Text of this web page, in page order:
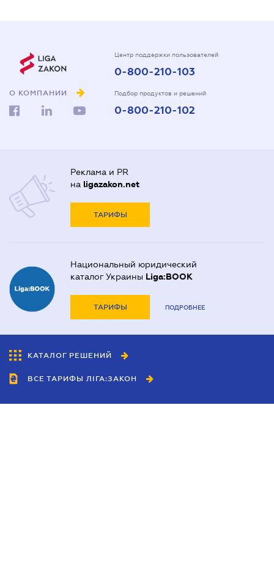
О КОМПАНИИ
Центр поддержки пользователей
0-800-210-103
Подбор продуктов и решений
0-800-210-102
Реклама и PR
на ligazakon.net
ТАРИФЫ
Национальный юридический
каталог Украины Liga:BOOK
ТАРИФЫ ПОДРОБНЕЕ
КАТАЛОГ РЕШЕНИЙ
ВСЕ ТАРИФЫ ЛІГА:ЗАКОН